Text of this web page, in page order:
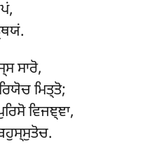
ਸਾਰੋ,
ਮਿਤ੍ਤੋ;
ਵਿਜਞ੍ਞਾ,